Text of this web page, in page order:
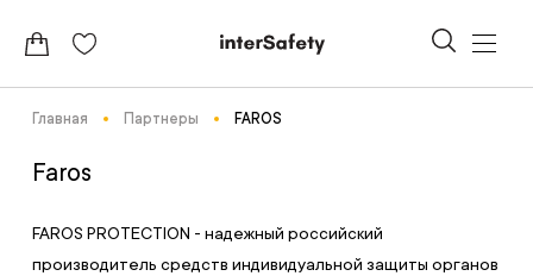
Главная Партнеры FAROS
Faros
FAROS PROTECTION - надежный российский
производитель средств индивидуальной защиты органов